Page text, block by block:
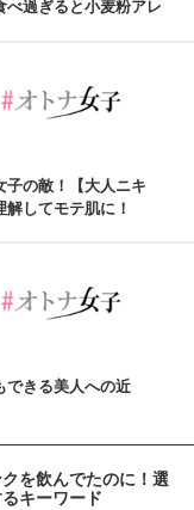
べ過ぎると小麦粉アレ
子の敵！【大人ニキ
解してモテ肌に！
できる美人への近
を飲んでたのに！選
キーワード